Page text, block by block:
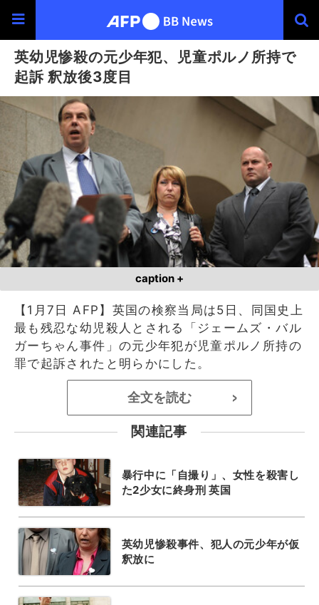
英幼児惨殺の元少年犯、児童ポルノ所持で
起訴 釈放後3度目
caption +
【1月7日 AFP】英国の検察当局は5日、同国史上
最も残忍な幼児殺人とされる「ジェームズ・バル
ガーちゃん事件」の元少年犯が児童ポルノ所持の
罪で起訴されたと明らかにした。
全文を読む >
関連記事
暴行中に「自撮り」、女性を殺害し
た2少女に終身刑 英国
英幼児惨殺事件、犯人の元少年が仮
釈放に